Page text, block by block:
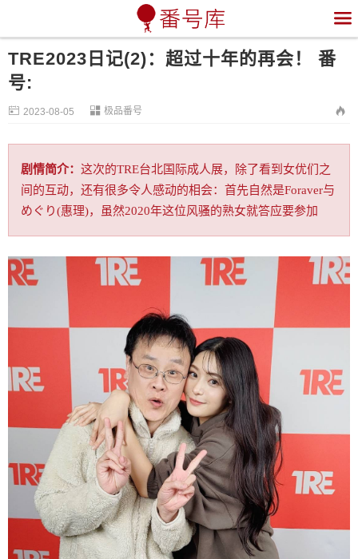

TRE2023日记(2)：超过十年的再会！ 番
号:
 2023-08-05  极品番号 
剧情简介： 这次的TRE台北国际成人展，除了看到女优们之
间的互动，还有很多令人感动的相会：首先自然是Foraver与
めぐり(惠理)，虽然2020年这位风骚的熟女就答应要参加